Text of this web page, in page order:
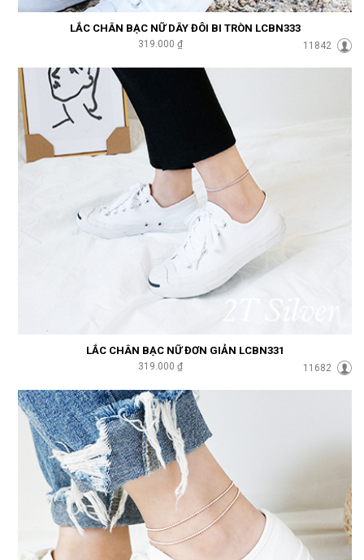
LẮC CHÂN BẠC NỮ DÂY ĐÔI BI TRÒN LCBN333
319.000 ₫ 11842
LẮC CHÂN BẠC NỮ ĐƠN GIẢN LCBN331
319.000 ₫ 11682